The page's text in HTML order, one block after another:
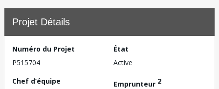
Projet Détails
Numéro du Projet
P515704
État
Active
Chef d’équipe
Emprunteur 2